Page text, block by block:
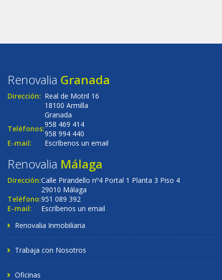
Renovalia Granada
Dirección: Real de Motril 16
18100 Armilla
Granada
Teléfonos:958 469 414
958 994 440
E-mail:
Escríbenos un email
Renovalia Málaga
Dirección:Calle Pirandello nº4 Portal 1 Planta 3 Piso 4
29010 Málaga
Teléfono:951 089 392
E-mail:
Escríbenos un email
Renovalia Inmobiliaria
Trabaja con Nosotros
Oficinas